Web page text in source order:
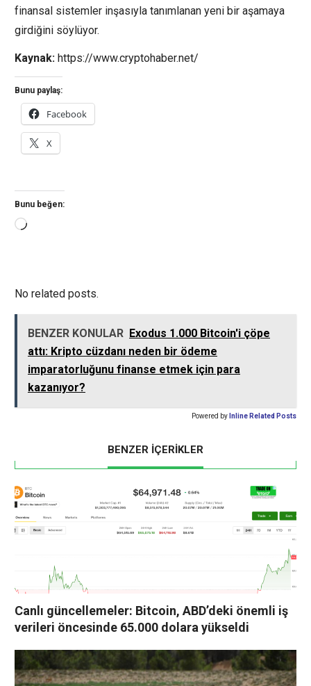
finansal sistemler inşasıyla tanımlanan yeni bir aşamaya
girdiğini söylüyor.
Kaynak: https://www.cryptohaber.net/
Bunu paylaş:
Facebook
X
Bunu beğen:
Yükleniyor...
No related posts.
BENZER KONULAR Exodus 1.000 Bitcoin'i çöpe
attı: Kripto cüzdanı neden bir ödeme
imparatorluğunu finanse etmek için para
kazanıyor?
Powered by Inline Related Posts
BENZER İÇERİKLER
Canlı güncellemeler: Bitcoin, ABD’deki önemli iş
verileri öncesinde 65.000 dolara yükseldi